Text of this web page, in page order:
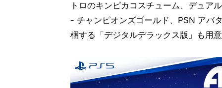
トロのキンピカコスチューム、デュア
- チャンピオンズゴールド、PSN アバ
梱する「デジタルデラックス版」も用